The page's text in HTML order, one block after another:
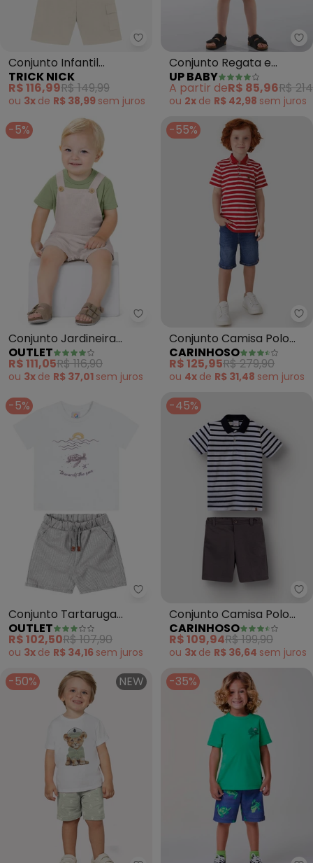
Trick Nick - Conjunto Infantil
Conjunto Infantil
Camiseta com Bermuda
(Marrom)
TRICK NICK
R$ 116,99R$ 149,99
ou 3x de R$ 38,99 sem juros
Conjunto Regata e
Bermuda Infantil (Bege)
UP BABY
A partir deR$ 85,96R$
ou 2x de R$ 42,98 sem juros
-5%
Outlet - Conjunto Jardineira
Conjunto Jardineira
Detalhada Menino
(Verde)
OUTLET
R$ 111,05R$ 116,90
ou 3x de R$ 37,01 sem juros
-55%
Conjunto Camisa Polo
Listrada Menino
(Vermelho)
CARINHOSO
R$ 125,95R$ 279,90
ou 4x de R$ 31,48 sem juros
-5%
Outlet - Conjunto Tartaruga
Conjunto Tartaruga
Menino (Branco)
OUTLET
R$ 102,50R$ 107,90
ou 3x de R$ 34,16 sem juros
-45%
Conjunto Camisa Polo
Listrada (Off White)
CARINHOSO
R$ 109,94R$ 199,90
ou 3x de R$ 36,64 sem juros
-50% NEW -35%